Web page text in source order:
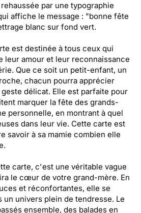
par une typographie
affiche le message : "bonne fête
blanc sur fond vert.
est destinée à tous ceux qui
leur amour et leur reconnaissance
Que ce soit un petit-enfant, un
chacun pourra apprécier
geste délicat. Elle est parfaite pour
marquer la fête des grands-
personnelle, en montrant à quel
dans leur vie. Cette carte est
savoir à sa mamie combien elle
carte, c'est une véritable vague
le cœur de votre grand-mère. En
et réconfortantes, elle se
un univers plein de tendresse. Le
ensemble, des balades en